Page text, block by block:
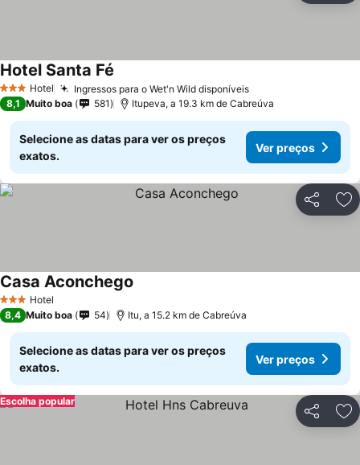
3 EstrelasHotel Ingressos para o Wet'n Wild disponíveis
Hotel Santa Fé
8,1 Muito boa 581 Itupeva, a 19.3 km de Cabreúva
Selecione as datas para ver os preços
exatos.
Ver preços
Partilhar
3 EstrelasHotel
Casa Aconchego
8,4 Muito boa 54 Itu, a 15.2 km de Cabreúva
Selecione as datas para ver os preços
exatos.
Ver preços
Partilhar
Escolha popular